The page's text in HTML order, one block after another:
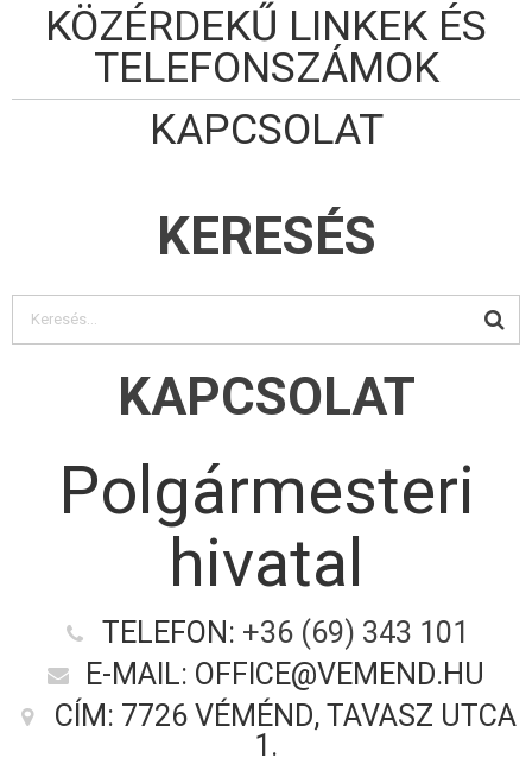
KÖZÉRDEKŰ LINKEK ÉS
TELEFONSZÁMOK
KAPCSOLAT
KERESÉS
KAPCSOLAT
Polgármesteri
hivatal
TELEFON: +36 (69) 343 101
E-MAIL: OFFICE@VEMEND.HU
CÍM: 7726 VÉMÉND, TAVASZ UTCA
1.